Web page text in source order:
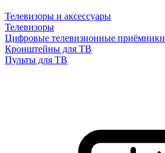
Телевизоры и аксессуары
Телевизоры
Цифровые телевизионные приёмники
Кронштейны для ТВ
Пульты для ТВ